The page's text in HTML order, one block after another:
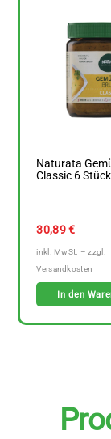
Naturata
Classic 6
30,89€
In den